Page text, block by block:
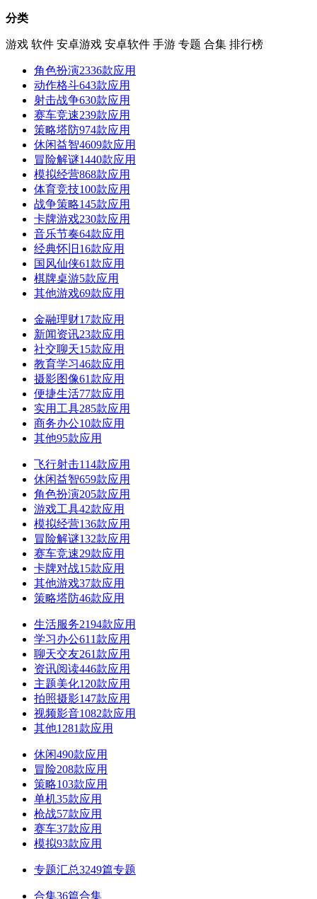
分类
游戏 软件 安卓游戏 安卓软件 手游 专题 合集 排行榜
角色扮演2336款应用
动作格斗643款应用
射击战争630款应用
赛车竞速239款应用
策略塔防974款应用
休闲益智4609款应用
冒险解谜1440款应用
模拟经营868款应用
体育竞技100款应用
战争策略145款应用
卡牌游戏230款应用
音乐节奏64款应用
经典怀旧 16款应用
国风仙侠61款应用
棋牌桌游5款应用
其他游戏69款应用
金融理财17款应用
新闻资讯23款应用
社交聊天15款应用
教育学习46款应用
摄影图像61款应用
便捷生活77款应用
实用工具285款应用
商务办公10款应用
其他95款应用
飞行射击114款应用
休闲益智659款应用
角色扮演205款应用
游戏工具42款应用
模拟经营136款应用
冒险解谜132款应用
赛车竞速29款应用
卡牌对战15款应用
其他游戏37款应用
策略塔防46款应用
生活服务2194款应用
学习办公611款应用
聊天交友261款应用
资讯阅读446款应用
主题美化120款应用
拍照摄影147款应用
视频影音1082款应用
其他1281款应用
休闲490款应用
冒险208款应用
策略103款应用
单机35款应用
枪战57款应用
赛车37款应用
模拟93款应用
专题汇总3249篇专题
合集36篇合集